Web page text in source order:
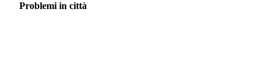
Problemi in città